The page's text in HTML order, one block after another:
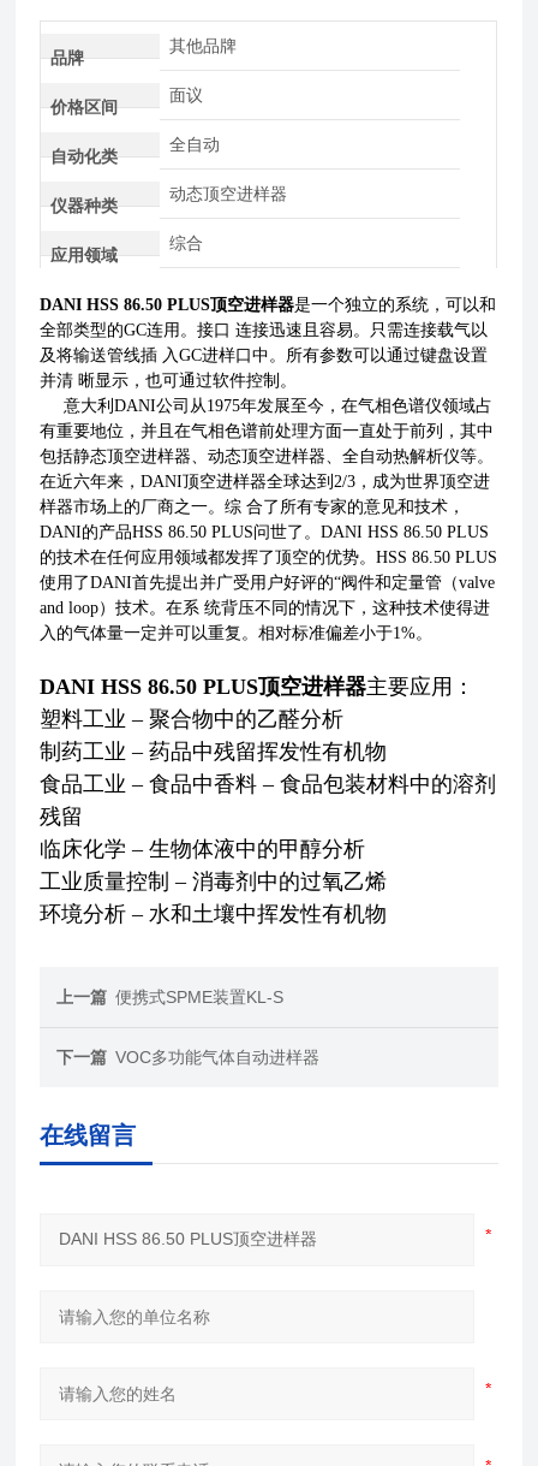
品牌
其他品牌
价格区间
面议
自动化类
全自动
仪器种类
动态顶空进样器
应用领域
综合
DANI HSS 86.50 PLUS顶空进样器是一个独立的系统，可以和
全部类型的GC连用。接口 连接迅速且容易。只需连接载气以
及将输送管线插 入GC进样口中。所有参数可以通过键盘设置
并清 晰显示，也可通过软件控制。
意大利DANI公司从1975年发展至今，在气相色谱仪领域占
有重要地位，并且在气相色谱前处理方面一直处于前列，其中
包括静态顶空进样器、动态顶空进样器、全自动热解析仪等。
在近六年来，DANI顶空进样器全球达到2/3，成为世界顶空进
样器市场上的厂商之一。综 合了所有专家的意见和技术，
DANI的产品HSS 86.50 PLUS问世了。DANI HSS 86.50 PLUS
的技术在任何应用领域都发挥了顶空的优势。HSS 86.50 PLUS
使用了DANI首先提出并广受用户好评的“阀件和定量管（valve
and loop）技术。在系 统背压不同的情况下，这种技术使得进
入的气体量一定并可以重复。相对标准偏差小于1%。
DANI HSS 86.50 PLUS顶空进样器主要应用：
塑料工业 – 聚合物中的乙醛分析
制药工业 – 药品中残留挥发性有机物
食品工业 – 食品中香料 – 食品包装材料中的溶剂
残留
临床化学 – 生物体液中的甲醇分析
工业质量控制 – 消毒剂中的过氧乙烯
环境分析 – 水和土壤中挥发性有机物
上一篇 便携式SPME装置KL-S
下一篇 VOC多功能气体自动进样器
在线留言